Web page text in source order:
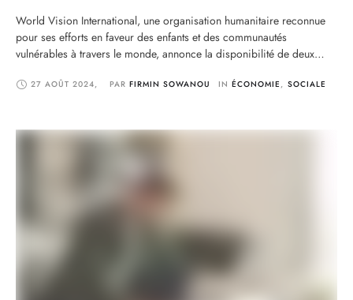
World Vision International, une organisation humanitaire reconnue
pour ses efforts en faveur des enfants et des communautés
vulnérables à travers le monde, annonce la disponibilité de deux
s’inscrivent dans le cadre de l’expansion continue de ses activités
27 AOÛT 2024, PAR FIRMIN SOWANOU IN ÉCONOMIE , SOCIALE